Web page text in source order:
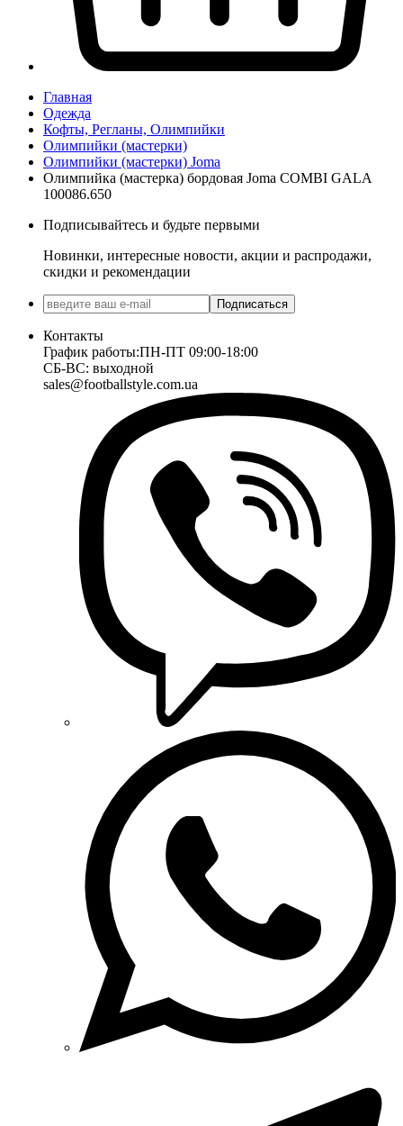
Главная
Одежда
Кофты, Регланы, Олимпийки
Олимпийки (мастерки)
Олимпийки (мастерки) Joma
Олимпийка (мастерка) бордовая Joma COMBI GALA
100086.650
Подписывайтесь и будьте первыми
Новинки, интересные новости, акции и распродажи,
скидки и рекомендации
Подписаться
Контакты
График работы:ПН-ПТ 09:00-18:00
СБ-ВС: выходной
sales@footballstyle.com.ua